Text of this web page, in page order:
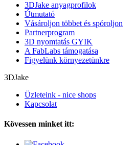
3DJake anyagprofilok
Útmutató
Vásároljon többet és spóroljon
Partnerprogram
3D nyomtatás GYIK
A FabLabs támogatása
Figyelünk környezetünkre
3DJake
Üzleteink - nice shops
Kapcsolat
Kövessen minket itt: